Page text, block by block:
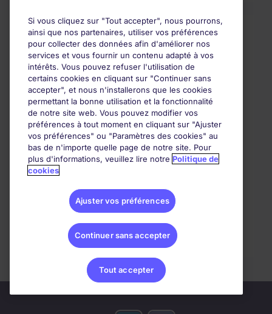
Comment la crise transforme
l’organisation du travail
Décryptage du « monde d’après » par les
décisionnaires RH
Si vous cliquez sur "Tout accepter", nous pourrons,
ainsi que nos partenaires, utiliser vos préférences
pour collecter des données afin d'améliorer nos
services et vous fournir un contenu adapté à vos
intérêts. Vous pouvez refuser l'utilisation de
certains cookies en cliquant sur "Continuer sans
accepter", et nous n'installerons que les cookies
permettant la bonne utilisation et la fonctionnalité
de notre site web. Vous pouvez modifier vos
préférences à tout moment en cliquant sur "Ajuster
vos préférences" ou "Paramètres des cookies" au
bas de n'importe quelle page de notre site. Pour
plus d'informations, veuillez lire notre Politique de
cookies
Ajuster vos préférences
Continuer sans accepter
Tout accepter